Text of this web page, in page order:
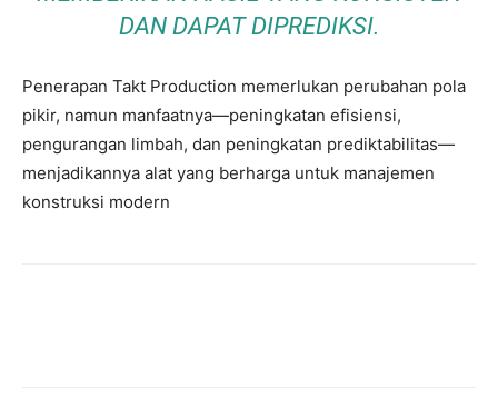
DAN DAPAT DIPREDIKSI.
Penerapan Takt Production memerlukan perubahan pola
pikir, namun manfaatnya—peningkatan efisiensi,
pengurangan limbah, dan peningkatan prediktabilitas—
menjadikannya alat yang berharga untuk manajemen
konstruksi modern